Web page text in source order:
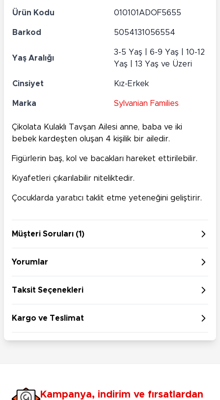
Ürün Kodu 010101ADOF5655
Barkod 5054131056554
Yaş Aralığı
3-5 Yaş | 6-9 Yaş | 10-12
Yaş | 13 Yaş ve Üzeri
Cinsiyet Kız-Erkek
Marka Sylvanian Families
Çikolata Kulaklı Tavşan Ailesi anne, baba ve iki
bebek kardeşten oluşan 4 kişilik bir ailedir.
Figürlerin baş, kol ve bacakları hareket ettirilebilir.
Kıyafetleri çıkarılabilir niteliktedir.
Çocuklarda yaratıcı taklit etme yeteneğini geliştirir.
Müşteri Soruları (1)
Yorumlar
Taksit Seçenekleri
Kargo ve Teslimat
Kampanya, indirim ve fırsatlardan